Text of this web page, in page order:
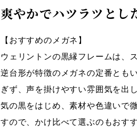
爽やかでハツラツとし
【おすすめのメガネ】
ウェリントンの黒縁フレームは、
逆台形が特徴のメガネの定番とも
ぎず、声を掛けやすい雰囲気を出
気の黒をはじめ、素材や色違いで
すので、かけ比べて選ぶのもおす